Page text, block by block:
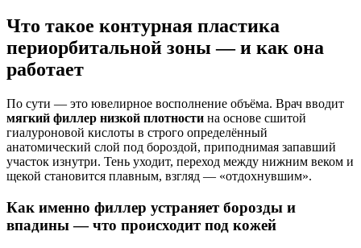
Что такое контурная пластика
периорбитальной зоны — и как она
работает
По сути — это ювелирное восполнение объёма. Врач вводит
мягкий филлер низкой плотности на основе сшитой
гиалуроновой кислоты в строго определённый
анатомический слой под бороздой, приподнимая запавший
участок изнутри. Тень уходит, переход между нижним веком и
щекой становится плавным, взгляд — «отдохнувшим».
Как именно филлер устраняет борозды и
впадины — что происходит под кожей